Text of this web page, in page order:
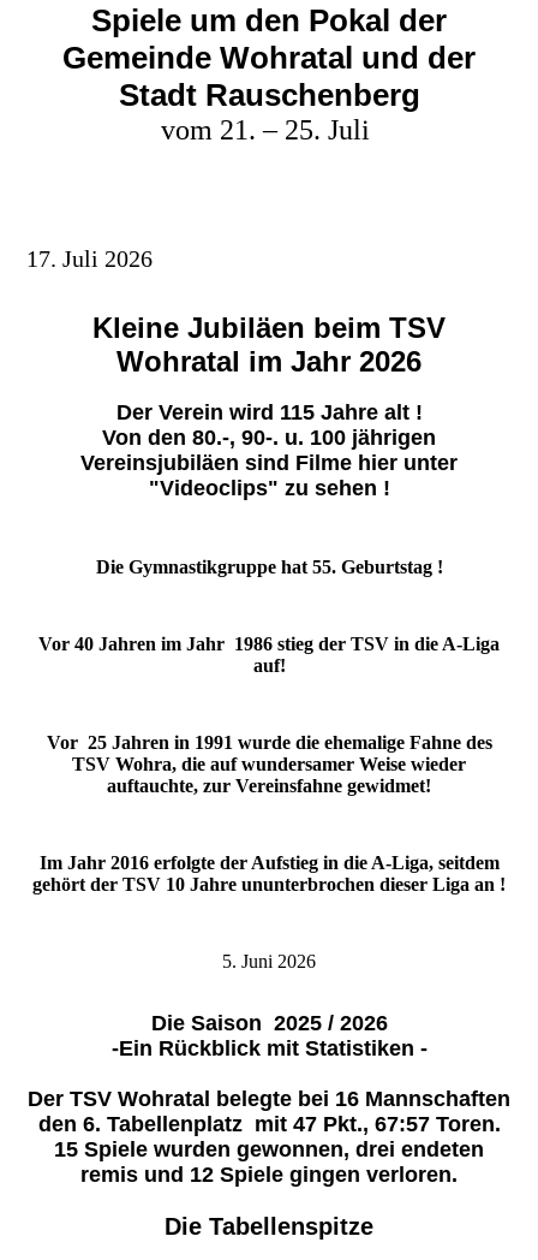
Spiele um den Pokal der
Gemeinde Wohratal und der
Stadt Rauschenberg
vom 21. – 25. Juli
17. Juli 2026
Kleine Jubiläen beim TSV
Wohratal im Jahr 2026
Der Verein wird 115 Jahre alt !
Von den 80.-, 90-. u. 100 jährigen
Vereinsjubiläen sind Filme hier unter
"Videoclips" zu sehen !
Die Gymnastikgruppe hat 55. Geburtstag !
Vor 40 Jahren im Jahr 1986 stieg der TSV in die A-Liga
auf!
Vor 25 Jahren in 1991 wurde die ehemalige Fahne des
TSV Wohra, die auf wundersamer Weise wieder
auftauchte, zur Vereinsfahne gewidmet!
Im Jahr 2016 erfolgte der Aufstieg in die A-Liga, seitdem
gehört der TSV 10 Jahre ununterbrochen dieser Liga an !
5. Juni 2026
Die Saison 2025 / 2026
-Ein Rückblick mit Statistiken -
Der TSV Wohratal belegte bei 16 Mannschaften
den 6. Tabellenplatz mit 47 Pkt., 67:57 Toren.
15 Spiele wurden gewonnen, drei endeten
remis und 12 Spiele gingen verloren.
Die Tabellenspitze